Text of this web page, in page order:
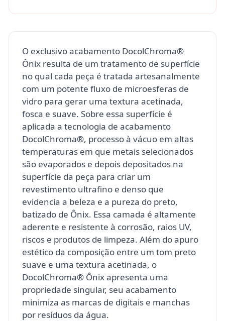
O exclusivo acabamento DocolChroma®
Ônix resulta de um tratamento de superfície
no qual cada peça é tratada artesanalmente
com um potente fluxo de microesferas de
vidro para gerar uma textura acetinada,
fosca e suave. Sobre essa superfície é
aplicada a tecnologia de acabamento
DocolChroma®, processo à vácuo em altas
temperaturas em que metais selecionados
são evaporados e depois depositados na
superfície da peça para criar um
revestimento ultrafino e denso que
evidencia a beleza e a pureza do preto,
batizado de Ônix. Essa camada é altamente
aderente e resistente à corrosão, raios UV,
riscos e produtos de limpeza. Além do apuro
estético da composição entre um tom preto
suave e uma textura acetinada, o
DocolChroma® Ônix apresenta uma
propriedade singular, seu acabamento
minimiza as marcas de digitais e manchas
por resíduos da água.